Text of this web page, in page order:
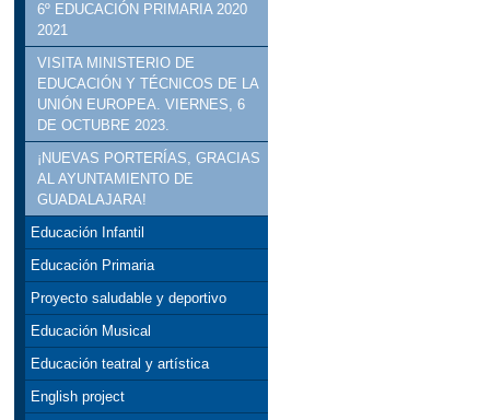
6º EDUCACIÓN PRIMARIA 2020
2021
VISITA MINISTERIO DE
EDUCACIÓN Y TÉCNICOS DE LA
UNIÓN EUROPEA. VIERNES, 6
DE OCTUBRE 2023.
¡NUEVAS PORTERÍAS, GRACIAS
AL AYUNTAMIENTO DE
GUADALAJARA!
Educación Infantil
Educación Primaria
Proyecto saludable y deportivo
Educación Musical
Educación teatral y artística
English project